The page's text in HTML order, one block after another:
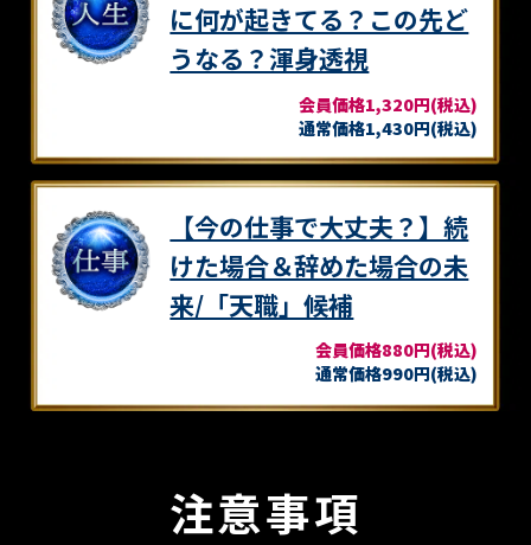
に何が起きてる？この先ど
うなる？渾身透視
会員価格1,320円(税込)
通常価格1,430円(税込)
【今の仕事で大丈夫？】続
けた場合＆辞めた場合の未
来/「天職」候補
会員価格880円(税込)
通常価格990円(税込)
注意事項